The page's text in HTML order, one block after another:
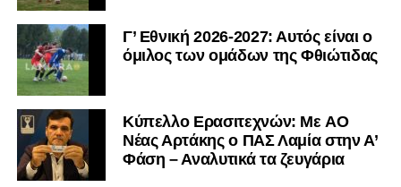
Γ’ Εθνική 2026-2027: Αυτός είναι ο
όμιλος των ομάδων της Φθιώτιδας
Kύπελλο Ερασιτεχνών: Με AO
Nέας Αρτάκης ο ΠΑΣ Λαμία στην Α’
Φάση – Αναλυτικά τα ζευγάρια